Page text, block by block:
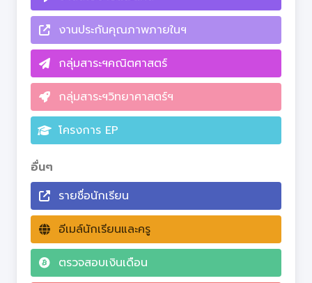
งานประกันคุณภาพภายในฯ
กลุ่มสาระฯคณิตศาสตร์
กลุ่มสาระฯวิทยาศาสตร์ฯ
โครงการ EP
อื่นๆ
รายชื่อนักเรียน
อีเมล์นักเรียนและครู
ตรวจสอบเงินเดือน